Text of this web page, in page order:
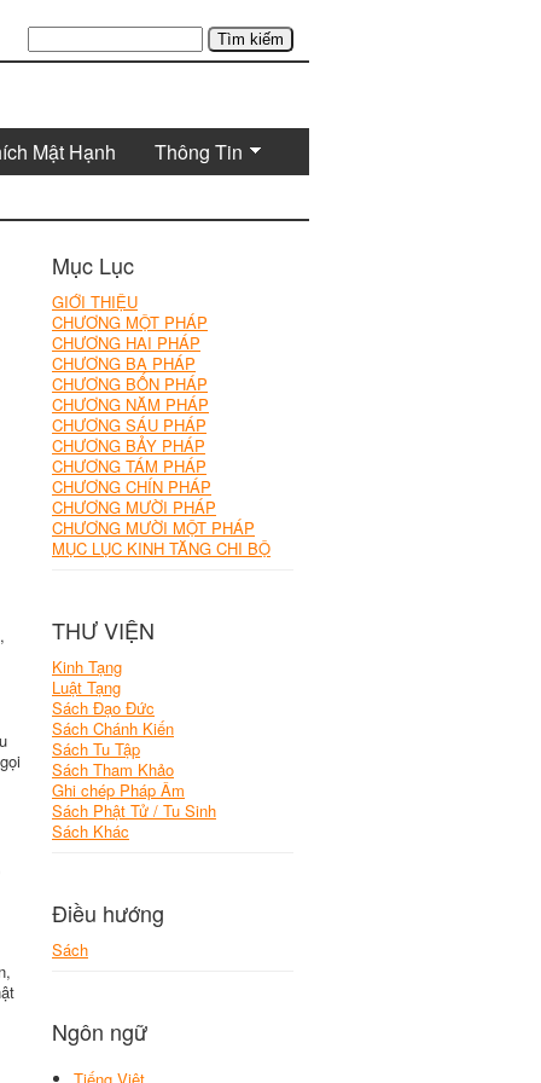
Tìm kiếm
Mật Hạnh Thông Tin
Mục Lục
GIỚI THIỆU
CHƯƠNG MỘT PHÁP
CHƯƠNG HAI PHÁP
CHƯƠNG BA PHÁP
CHƯƠNG BỐN PHÁP
CHƯƠNG NĂM PHÁP
CHƯƠNG SÁU PHÁP
CHƯƠNG BẢY PHÁP
CHƯƠNG TÁM PHÁP
CHƯƠNG CHÍN PHÁP
CHƯƠNG MƯỜI PHÁP
CHƯƠNG MƯỜI MỘT PHÁP
MỤC LỤC KINH TĂNG CHI BỘ
THƯ VIỆN
Kinh Tạng
Luật Tạng
Sách Đạo Đức
Sách Chánh Kiến
Sách Tu Tập
Sách Tham Khảo
Ghi chép Pháp Âm
Sách Phật Tử / Tu Sinh
Sách Khác
Điều hướng
Sách
Ngôn ngữ